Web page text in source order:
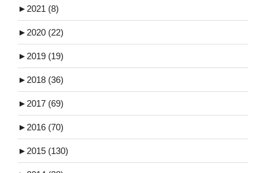
► 2021 (8)
► 2020 (22)
► 2019 (19)
► 2018 (36)
► 2017 (69)
► 2016 (70)
► 2015 (130)